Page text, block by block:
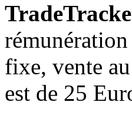
fixe, vente
est de 25